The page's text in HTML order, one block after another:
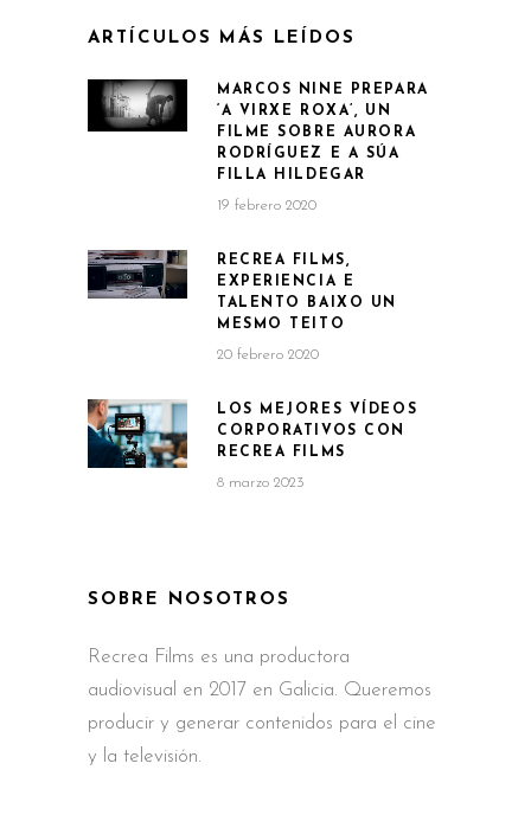
ARTÍCULOS MÁS LEÍDOS
MARCOS NINE PREPARA
‘A VIRXE ROXA’, UN
FILME SOBRE AURORA
RODRÍGUEZ E A SÚA
FILLA HILDEGAR
19 febrero 2020
RECREA FILMS,
EXPERIENCIA E
TALENTO BAIXO UN
MESMO TEITO
20 febrero 2020
LOS MEJORES VÍDEOS
CORPORATIVOS CON
RECREA FILMS
8 marzo 2023
SOBRE NOSOTROS
Recrea Films es una productora
audiovisual en 2017 en Galicia. Queremos
producir y generar contenidos para el cine
y la televisión.